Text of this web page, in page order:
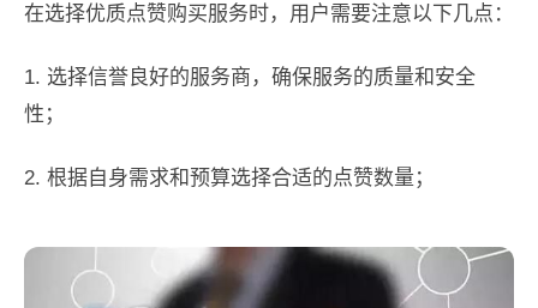
在选择优质点赞购买服务时，用户需要注意以下几点：
1. 选择信誉良好的服务商，确保服务的质量和安全
性；
2. 根据自身需求和预算选择合适的点赞数量；